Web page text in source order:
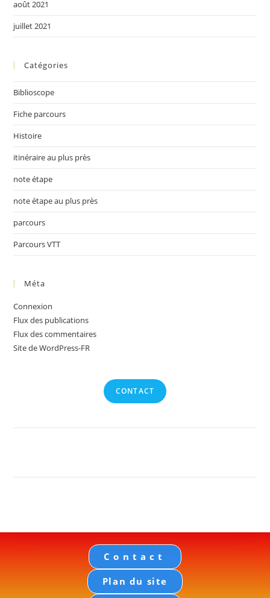
août 2021
juillet 2021
Catégories
Biblioscope
Fiche parcours
Histoire
itinéraire au plus près
note étape
note étape au plus près
parcours
Parcours VTT
Méta
Connexion
Flux des publications
Flux des commentaires
Site de WordPress-FR
CONTACT
Contact
Plan du site